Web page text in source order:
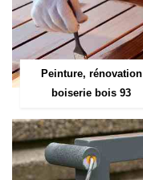
Peinture, rénovation
boiserie bois 93